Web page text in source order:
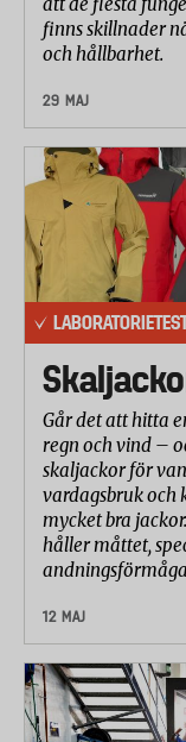
som spreds ut
uppsuget damm.
En bestämd
på en yta enligt
fram och tillbaka
mönster tills att
rengjordes
tog för att suga
rengöra
Ta bort damm
En bestämd
ett hörn vid en
standarden.
rörelse med
från väggen där
dammet mättes,
bild 1.
finns skillnader
och hållbarhet.
29 MAJ
Går det att hitta
regn och vind –
skaljackor för
vardagsbruk och
mycket bra
håller måttet,
12 MAJ